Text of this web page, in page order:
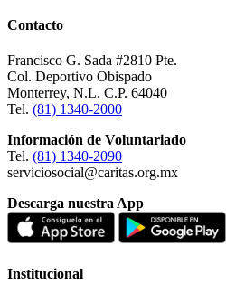
Contacto
Francisco G. Sada #2810 Pte.
Col. Deportivo Obispado
Monterrey, N.L. C.P. 64040
Tel. (81) 1340-2000
Información de Voluntariado
Tel. (81) 1340-2090
serviciosocial@caritas.org.mx
Descarga nuestra App
Institucional